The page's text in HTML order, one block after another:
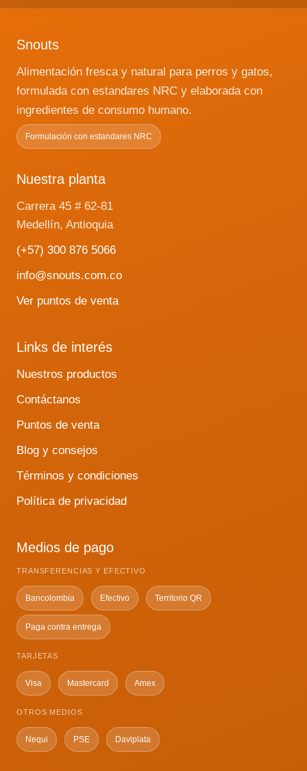
Snouts
Alimentación fresca y natural para perros y gatos,
formulada con estandares NRC y elaborada con
ingredientes de consumo humano.
Formulación con estandares NRC
Nuestra planta
Carrera 45 # 62-81
Medellín, Antioquia
(+57) 300 876 5066
info@snouts.com.co
Ver puntos de venta
Links de interés
Nuestros productos
Contáctanos
Puntos de venta
Blog y consejos
Términos y condiciones
Política de privacidad
Medios de pago
TRANSFERENCIAS Y EFECTIVO
Bancolombia Efectivo Territorio QR
Paga contra entrega
TARJETAS
Visa Mastercard Amex
OTROS MEDIOS
Nequi PSE Daviplata